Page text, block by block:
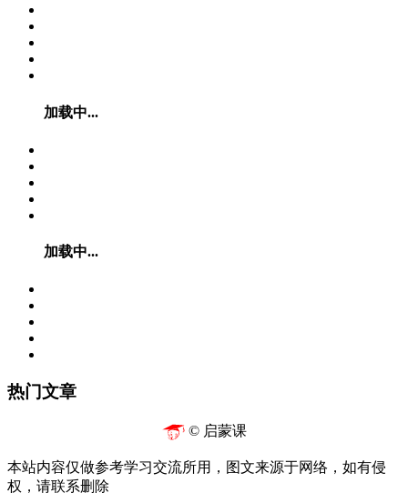
加载中...
加载中...
热门文章
© 启蒙课
本站内容仅做参考学习交流所用，图文来源于网络，如有侵
权，请联系删除